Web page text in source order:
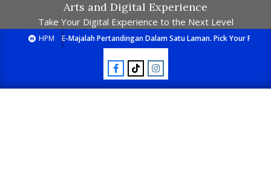
Arts and Digital Experience
Take Your Digital Experience to the Next Level
HPM E-Majalah Pertandingan Dalam Satu Laman. Pick Your